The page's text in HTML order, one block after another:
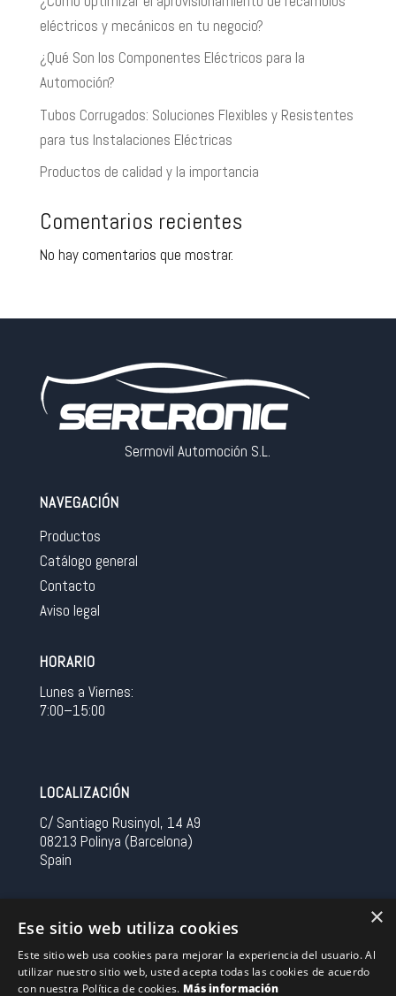
eléctricos y mecánicos en tu negocio?
¿Qué Son los Componentes Eléctricos para la
Automoción?
Tubos Corrugados: Soluciones Flexibles y Resistentes
para tus Instalaciones Eléctricas
Productos de calidad y la importancia
Comentarios recientes
No hay comentarios que mostrar.
Sermovil Automoción S.L.
NAVEGACIÓN
Productos
Catálogo general
Contacto
Aviso legal
HORARIO
Lunes a Viernes:
7:00–15:00
LOCALIZACIÓN
C/ Santiago Rusinyol, 14 A9
08213 Polinya (Barcelona)
Spain
Tel 0034 93 713 37 30
sermovil@sertronic.es
×
Ese sitio web utiliza cookies
Este sitio web usa cookies para mejorar la experiencia del usuario. Al
utilizar nuestro sitio web, usted acepta todas las cookies de acuerdo
con nuestra Política de cookies. Más información